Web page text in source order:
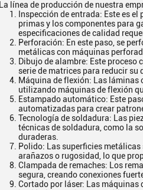
La línea de producción de nuestra
Inspección de entrada: Este es
primas y los componentes para
especificaciones de calidad
Perforación: En este paso, se
metálicas con máquinas
Dibujo de alambre: Este proceso
serie de matrices para reducir su
Máquina de flexión: Las láminas
utilizando máquinas de flexión
Estampado automático: Este
automatizadas para crear
Tecnología de soldadura: Las
técnicas de soldadura, como la
duraderas.
Polido: Las superficies
arañazos o rugosidad, lo que
Clampada de remaches: Los
segura, creando conexiones
Cortado por láser: Las